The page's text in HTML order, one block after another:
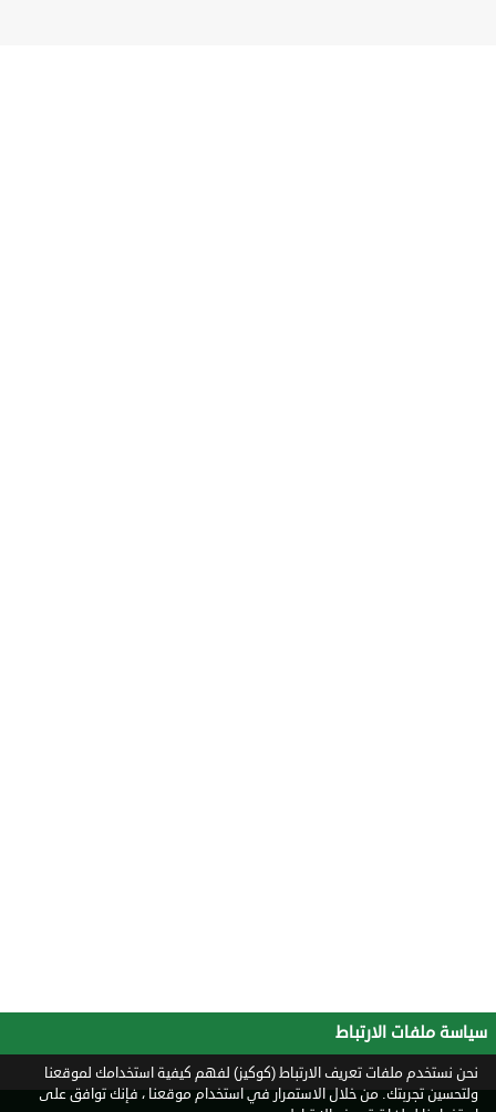
سياسة ملفات الارتباط
نحن نستخدم ملفات تعريف الارتباط (كوكيز) لفهم كيفية استخدامك لموقعنا
ولتحسين تجربتك. من خلال الاستمرار في استخدام موقعنا ، فإنك توافق على